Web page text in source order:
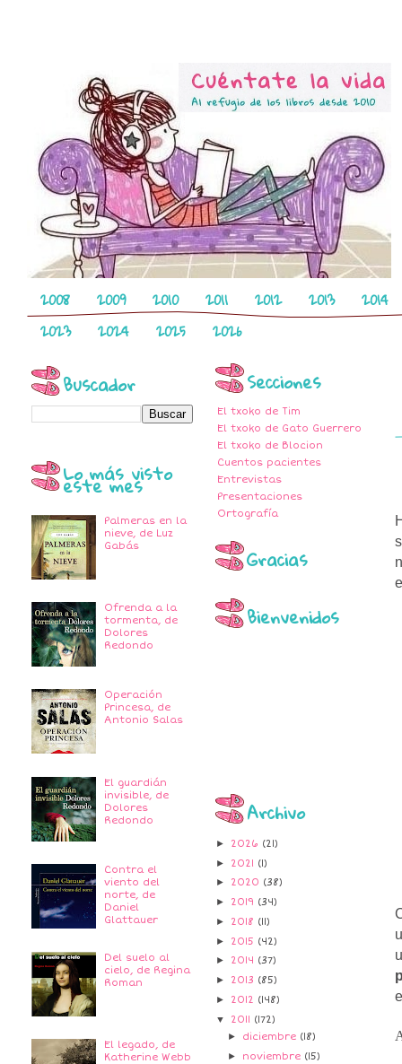
2008 2009 2010 2011 2012 2013
2014
2023
2024 2025 2026
Buscador
Lo más visto
este mes
Palmeras en la
nieve, de Luz
Gabás
Ofrenda a la
tormenta, de
Dolores
Redondo
Operación
Princesa, de
Antonio Salas
El guardián
invisible, de
Dolores
Redondo
Contra el
viento del
norte, de
Daniel
Glattauer
Del suelo al
cielo, de Regina
Roman
El legado, de
Katherine Webb
Secciones
El txoko de Tim
El txoko de Gato Guerrero
El txoko de Blocion
Cuentos pacientes
Entrevistas
Presentaciones
Ortografía
Gracias
Bienvenidos
Archivo
► 2026 (21)
► 2021 (1)
► 2020 (38)
► 2019 (34)
► 2018 (11)
► 2015 (42)
► 2014 (37)
► 2013 (85)
► 2012 (148)
▼ 2011 (172)
► diciembre (18)
► noviembre (15)